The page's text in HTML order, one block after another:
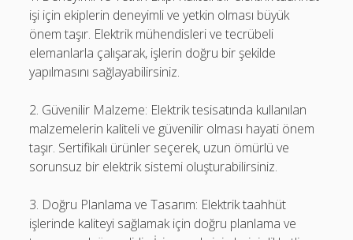
işi için ekiplerin deneyimli ve yetkin olması büyük
önem taşır. Elektrik mühendisleri ve tecrübeli
elemanlarla çalışarak, işlerin doğru bir şekilde
yapılmasını sağlayabilirsiniz.
2. Güvenilir Malzeme: Elektrik tesisatında kullanılan
malzemelerin kaliteli ve güvenilir olması hayati önem
taşır. Sertifikalı ürünler seçerek, uzun ömürlü ve
sorunsuz bir elektrik sistemi oluşturabilirsiniz.
3. Doğru Planlama ve Tasarım: Elektrik taahhüt
işlerinde kaliteyi sağlamak için doğru planlama ve